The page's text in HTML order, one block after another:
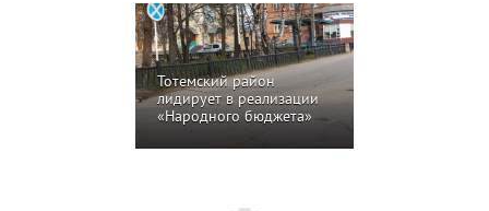
Тотемский район
лидирует в реализации
«Народного бюджета»